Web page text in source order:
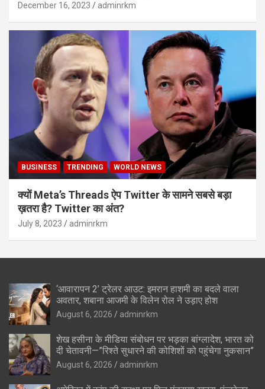
December 16, 2023 adminrkm
BUSINESS TRENDING WORLD NEWS
क्यों Meta’s Threads ऐप Twitter के सामने सबसे बड़ा
ख़तरा है? Twitter का अंत?
July 8, 2023 adminrkm
‘आवारापन 2’ ट्रेलर आउट: इमरान हाशमी का बदले वाला
अवतार, शबाना आजमी के विलेन रोल ने उड़ाए होश
August 6, 2026 adminrkm
शेख हसीना के मीडिया संबोधन पर भड़का बांग्लादेश, भारत को
दी चेतावनी—”रिश्ते सुधारने की कोशिशों को पहुंचेगा नुकसान”
August 6, 2026 adminrkm